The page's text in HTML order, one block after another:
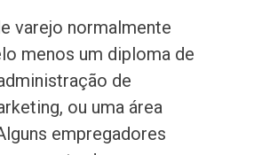
varejo normalmente
menos um diploma de
de
ou uma área
empregadores